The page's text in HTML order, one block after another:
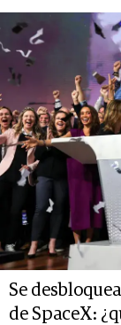
Se
de SpaceX: